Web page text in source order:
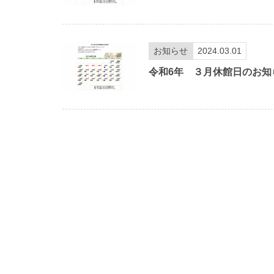
お知らせ 2024.03.01
令和6年 ３月休館日のお知